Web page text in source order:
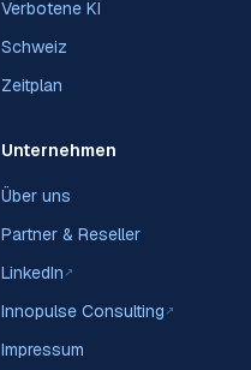
Verbotene KI
Schweiz
Zeitplan
Unternehmen
Über uns
Partner & Reseller
LinkedIn ↗
Innopulse Consulting ↗
Impressum